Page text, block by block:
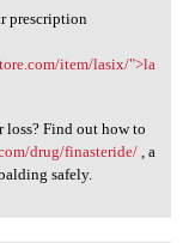
prescription
item/lasix/">la
loss? Find out how to
drug/finasteride/, a
safely.